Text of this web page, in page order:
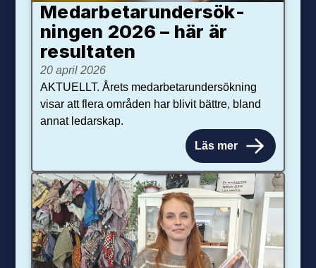
Medarbetar­under­sök­
ningen 2026 – här är
resultaten
20 april 2026
AKTUELLT. Årets medarbetarundersökning
visar att flera områden har blivit bättre, bland
annat ledarskap.
Läs mer